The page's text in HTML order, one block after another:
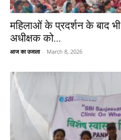
महिलाओं के प्रदर्शन के बाद
अधीक्षक को...
आज का उजाला - March 8, 2026